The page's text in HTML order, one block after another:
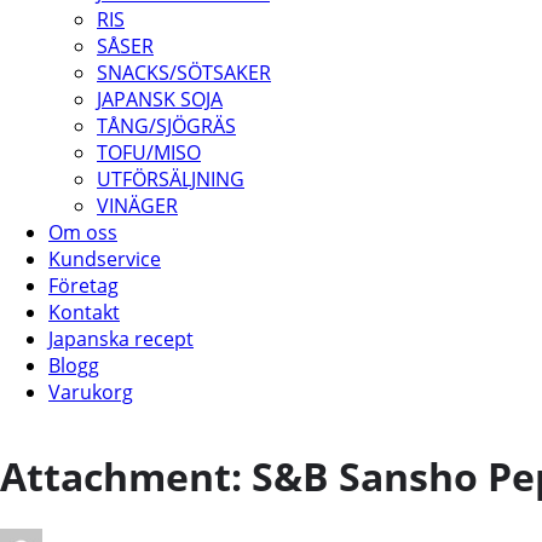
RIS
SÅSER
SNACKS/SÖTSAKER
JAPANSK SOJA
TÅNG/SJÖGRÄS
TOFU/MISO
UTFÖRSÄLJNING
VINÄGER
Om oss
Kundservice
Företag
Kontakt
Japanska recept
Blogg
Varukorg
Attachment: S&B Sansho